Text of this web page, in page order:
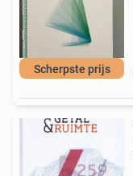
Scherpste prijs